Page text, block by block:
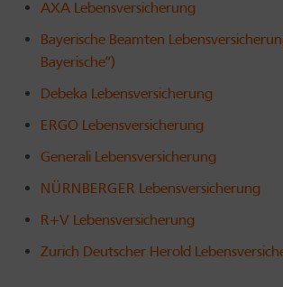
AXA Lebensversicherung
Bayerische Beamten
Bayerische”)
Debeka Lebensversicherung
ERGO Lebensversicherung
Generali Lebensversicherung
NÜRNBERGER Lebensversicherung
R+V Lebensversicherung
Zurich Deutscher Herold